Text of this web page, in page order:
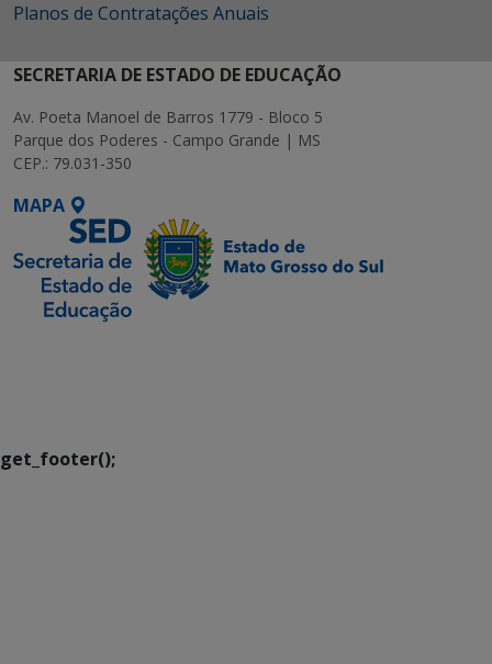
Planos de Contratações Anuais
SECRETARIA DE ESTADO DE EDUCAÇÃO
Av. Poeta Manoel de Barros 1779 - Bloco 5
Parque dos Poderes - Campo Grande | MS
CEP.: 79.031-350
MAPA
get_footer();